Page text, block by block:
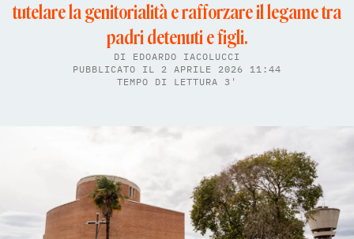
tutelare la genitorialità e rafforzare il legame tra
padri detenuti e figli.
DI EDOARDO IACOLUCCI
PUBBLICATO IL 2 APRILE 2026 11:44
TEMPO DI LETTURA 3'